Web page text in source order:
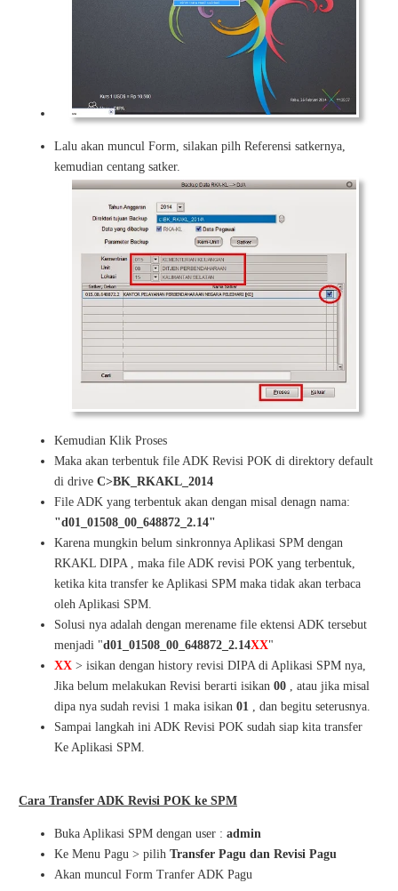
Lalu akan muncul Form, silakan pilh Referensi satkernya,
kemudian centang satker.
Kemudian Klik Proses
Maka akan terbentuk file ADK Revisi POK di direktory default
di drive C>BK_RKAKL_2014
File ADK yang terbentuk akan dengan misal denagn nama:
"d01_01508_00_648872_2.14"
Karena mungkin belum sinkronnya Aplikasi SPM dengan
RKAKL DIPA , maka file ADK revisi POK yang terbentuk,
ketika kita transfer ke Aplikasi SPM maka tidak akan terbaca
oleh Aplikasi SPM.
Solusi nya adalah dengan merename file ektensi ADK tersebut
menjadi "d01_01508_00_648872_2.14XX"
XX > isikan dengan history revisi DIPA di Aplikasi SPM nya,
Jika belum melakukan Revisi berarti isikan 00 , atau jika misal
dipa nya sudah revisi 1 maka isikan 01 , dan begitu seterusnya.
Sampai langkah ini ADK Revisi POK sudah siap kita transfer
Ke Aplikasi SPM.
Cara Transfer ADK Revisi POK ke SPM
Buka Aplikasi SPM dengan user : admin
Ke Menu Pagu > pilih Transfer Pagu dan Revisi Pagu
Akan muncul Form Tranfer ADK Pagu